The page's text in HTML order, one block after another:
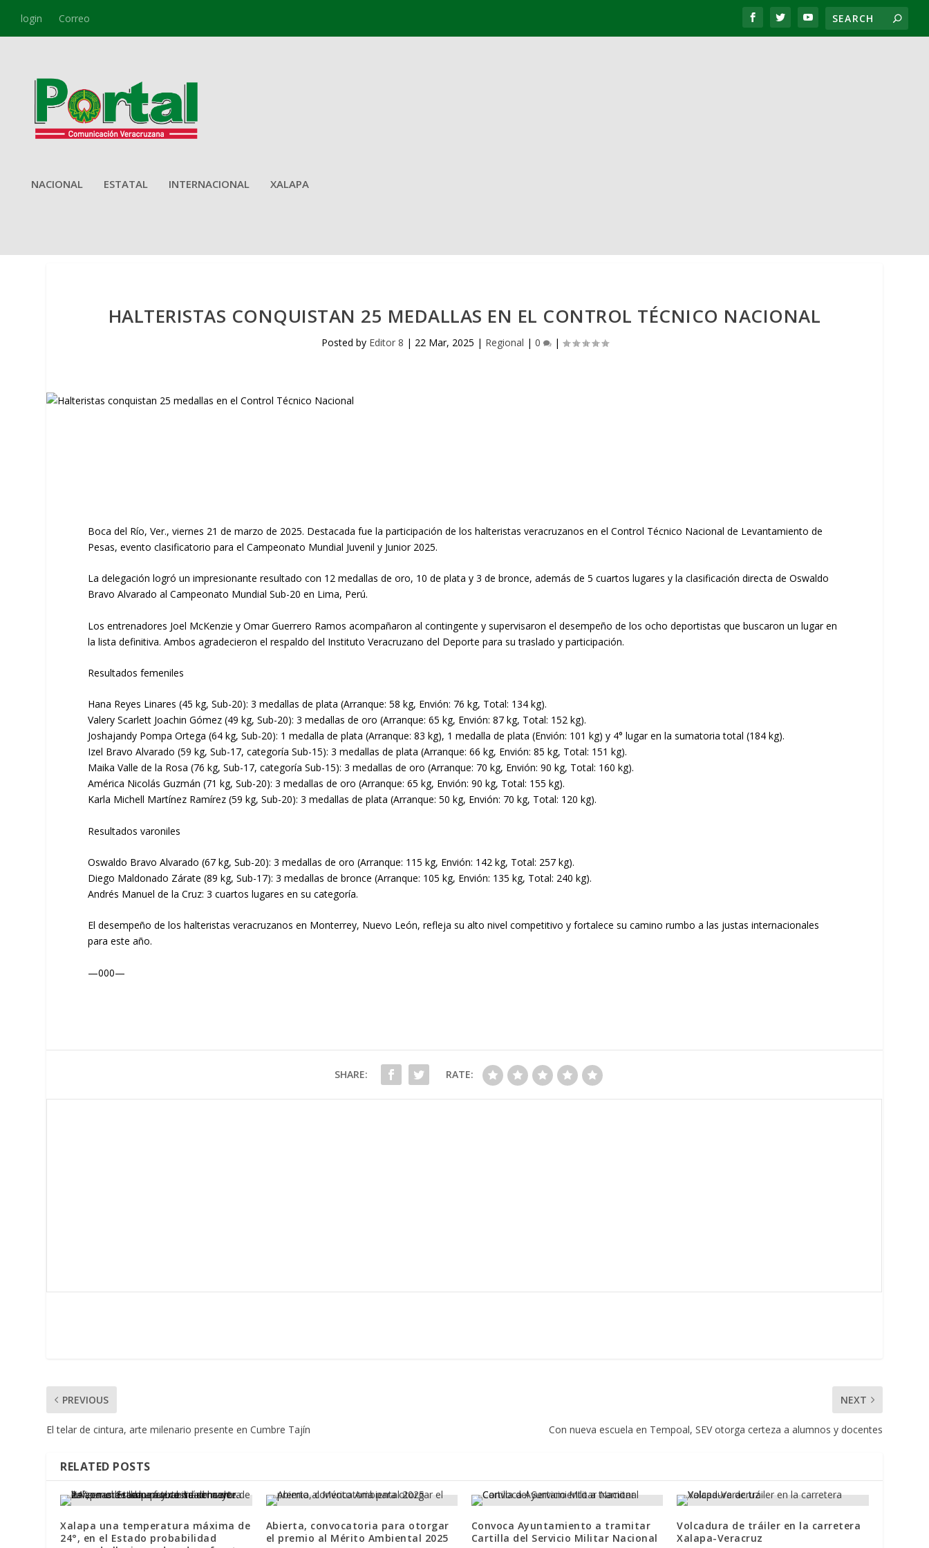
login Correo
NACIONAL ESTATAL INTERNACIONAL XALAPA
HALTERISTAS CONQUISTAN 25 MEDALLAS EN EL CONTROL TÉCNICO NACIONAL
Posted by Editor 8 | 22 Mar, 2025 | Regional | 0 |
Boca del Río, Ver., viernes 21 de marzo de 2025. Destacada fue la participación de los halteristas veracruzanos en el Control Técnico Nacional de Levantamiento de
Pesas, evento clasificatorio para el Campeonato Mundial Juvenil y Junior 2025.
La delegación logró un impresionante resultado con 12 medallas de oro, 10 de plata y 3 de bronce, además de 5 cuartos lugares y la clasificación directa de Oswaldo
Bravo Alvarado al Campeonato Mundial Sub-20 en Lima, Perú.
Los entrenadores Joel McKenzie y Omar Guerrero Ramos acompañaron al contingente y supervisaron el desempeño de los ocho deportistas que buscaron un lugar en
la lista definitiva. Ambos agradecieron el respaldo del Instituto Veracruzano del Deporte para su traslado y participación.
Resultados femeniles
Hana Reyes Linares (45 kg, Sub-20): 3 medallas de plata (Arranque: 58 kg, Envión: 76 kg, Total: 134 kg).
Valery Scarlett Joachin Gómez (49 kg, Sub-20): 3 medallas de oro (Arranque: 65 kg, Envión: 87 kg, Total: 152 kg).
Joshajandy Pompa Ortega (64 kg, Sub-20): 1 medalla de plata (Arranque: 83 kg), 1 medalla de plata (Envión: 101 kg) y 4° lugar en la sumatoria total (184 kg).
Izel Bravo Alvarado (59 kg, Sub-17, categoría Sub-15): 3 medallas de plata (Arranque: 66 kg, Envión: 85 kg, Total: 151 kg).
Maika Valle de la Rosa (76 kg, Sub-17, categoría Sub-15): 3 medallas de oro (Arranque: 70 kg, Envión: 90 kg, Total: 160 kg).
América Nicolás Guzmán (71 kg, Sub-20): 3 medallas de oro (Arranque: 65 kg, Envión: 90 kg, Total: 155 kg).
Karla Michell Martínez Ramírez (59 kg, Sub-20): 3 medallas de plata (Arranque: 50 kg, Envión: 70 kg, Total: 120 kg).
Resultados varoniles
Oswaldo Bravo Alvarado (67 kg, Sub-20): 3 medallas de oro (Arranque: 115 kg, Envión: 142 kg, Total: 257 kg).
Diego Maldonado Zárate (89 kg, Sub-17): 3 medallas de bronce (Arranque: 105 kg, Envión: 135 kg, Total: 240 kg).
Andrés Manuel de la Cruz: 3 cuartos lugares en su categoría.
El desempeño de los halteristas veracruzanos en Monterrey, Nuevo León, refleja su alto nivel competitivo y fortalece su camino rumbo a las justas internacionales
para este año.
—000—
SHARE: RATE:
PREVIOUS
El telar de cintura, arte milenario presente en Cumbre Tajín
NEXT
Con nueva escuela en Tempoal, SEV otorga certeza a alumnos y docentes
RELATED POSTS
Xalapa una temperatura máxima de
24°, en el Estado probabilidad
Abierta, convocatoria para otorgar
el premio al Mérito Ambiental 2025
Convoca Ayuntamiento a tramitar
Cartilla del Servicio Militar Nacional
Volcadura de tráiler en la carretera
Xalapa-Veracruz